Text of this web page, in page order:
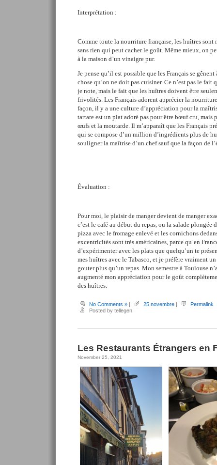
Interprétation :
Comme toute la nourriture française, les huîtres sont
sans rien qui peut cacher le goût. Même mieux, on
à la maison d’un vinaigre pur.
Je pense qu’il est possible que les Français se
chose qu’on ne doit pas cuisiner. Ce n’est pas le fait
je note, mais le fait que les huîtres doivent être
frivolités. Les Français adorent apprécier la
façon, il y a une culture d’appréciation pour la
tartare est un plat adoré pas pour être bœuf cru, mais
œufs et la moutarde. Il m’apparaît que les Français
qui se compose d’un million d’ingrédients plus de
souligner la maîtrise d’un chef sauf que la façon de
Évaluation :
Pour moi, le plaisir de manger devient de manger
c’est le café au début du repas, ou la salade plongée
pizza avec le fromage enlevé et les cornichons
excentricités sont très américaines, parce qu’en
d’expérimenter avec les plats que quelqu’un te
mes huîtres avec le Tabasco, et je préfère vraiment
gouter plus qu’un repas. Mon semestre à Toulouse
augmenté mon appréciation pour le goût
des huîtres.
No Comments » | 25 novembre |
Permalink
Posted by tellegen
Les Restaurants Étrangers en
November 25, 2021